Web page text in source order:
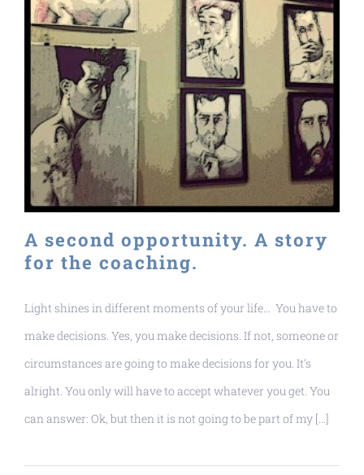
A second opportunity. A story
for the coaching.
Light shines in different moments of your life… You have to
make decisions. Yes, you make decisions. If not, someone or
circumstances are going to make decisions for you. It’s
alright. You only will have to accept whatever you get. You
can answer: Ok, but then it is not going to be part of my [...]